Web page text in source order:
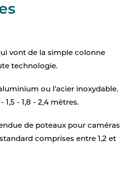
vont de la simple colonne
technologie.
ou l'acier inoxydable.
- 1,8 - 2,4 mètres.
de poteaux pour
comprises entre 1,2 et